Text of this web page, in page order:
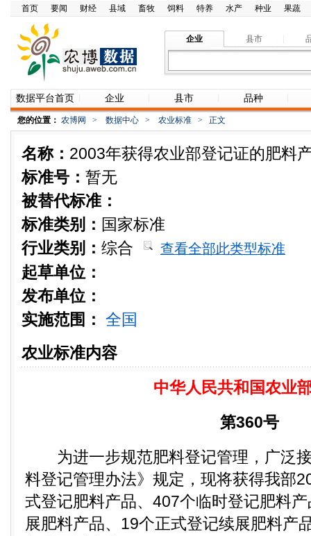
首页 要闻 财经 县域 畜牧 饲料 特养 水产 种业 果蔬
企业 县市
数据平台首页 企业 县市 品种
您的位置： 农博网 > 数据中心 > 农业标准 > 正文
名称： 2003年获得农业部登记证的肥料
标准号： 暂无
被替代标准：
标准类别： 国家标准
行业类别： 综合 查看全部此类型标准
起草单位：
发布单位：
实施范围： 全国
农业标准内容
中华人民共和国农业
第360号
为进一步规范肥料登记管理，广泛接
料登记管理办法》规定，现将获得我部
式登记肥料产品、407个临时登记肥料
展肥料产品、19个正式登记续展肥料产